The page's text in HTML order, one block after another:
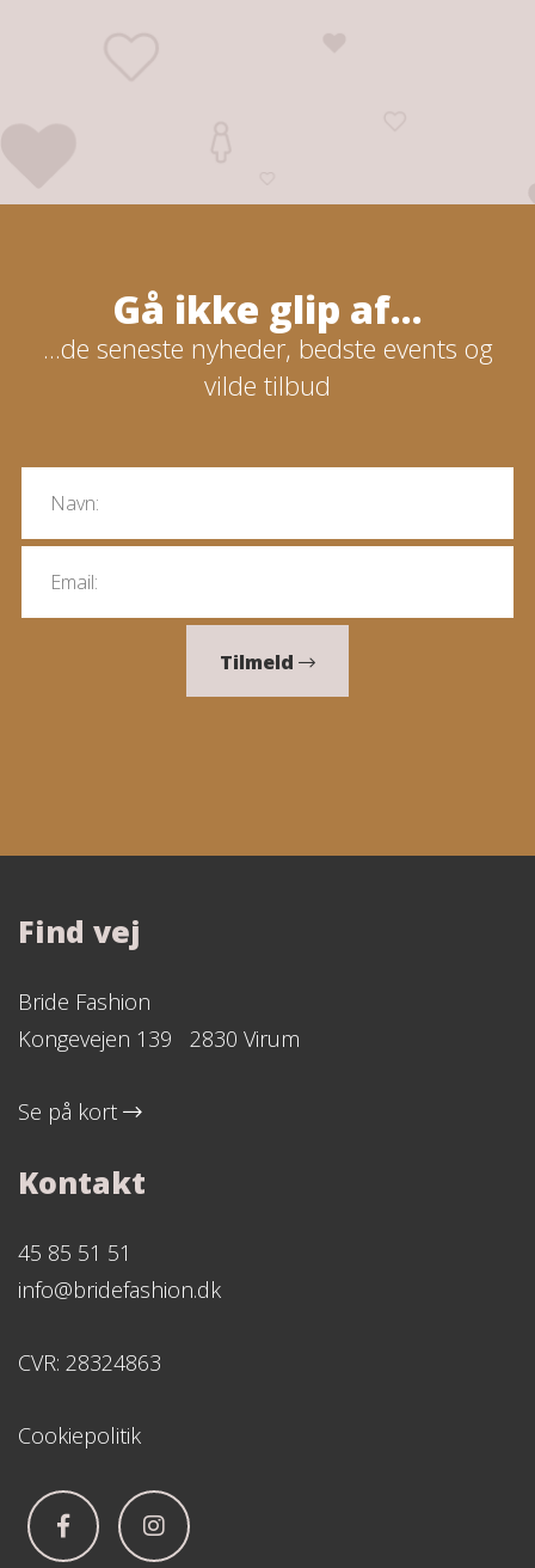
Gå ikke glip af...
...de seneste nyheder, bedste events og
vilde tilbud
Tilmeld
Find vej
Bride Fashion
Kongevejen 139 2830 Virum
Se på kort
Kontakt
45 85 51 51
info@bridefashion.dk
CVR: 28324863
Cookiepolitik